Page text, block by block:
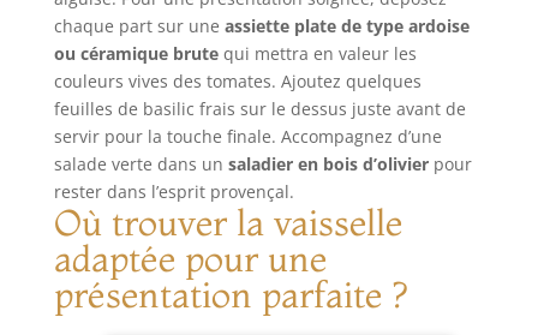
sans problème
de coco sur des rouleaux de levure?
Oui, nos pinceaux de cuisson en
silicone sont prêts. Design monobloc
amélioré : la tête de brosse du gril
ne tombera jamais ou ne se
détachera jamais de la poignée
lorsque vous les brossez et les
nettoyez. Il n'héberge pas de
bactéries et est moins sujet aux
taches. Vous ne serez jamais en
colère contre la nourriture. La
poignée peut fournir une grande
chaque part sur une assiette plate de type ardoise
ou céramique brutequi mettra en valeur les
couleurs vives des tomates. Ajoutez quelques
feuilles de basilic frais sur le dessus juste avant de
servir pour la touche finale. Accompagnez d’une
salade verte dans un saladier en bois d’olivierpour
rester dans l’esprit provençal.
Où trouver la vaisselle
adaptée pour une
présentation parfaite ?